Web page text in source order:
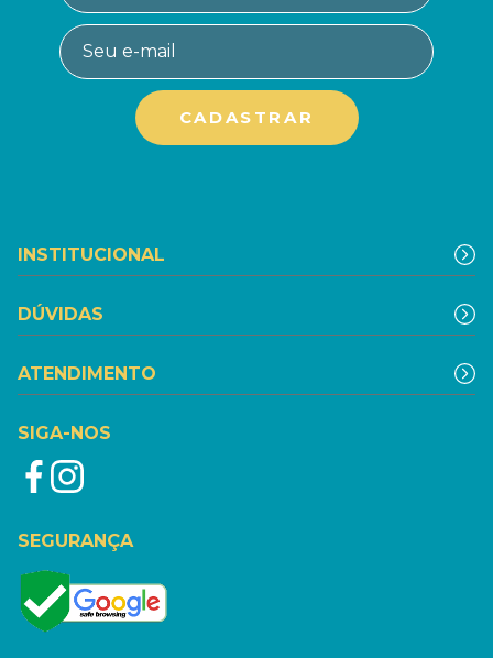
INSTITUCIONAL
DÚVIDAS
ATENDIMENTO
SIGA-NOS
SEGURANÇA